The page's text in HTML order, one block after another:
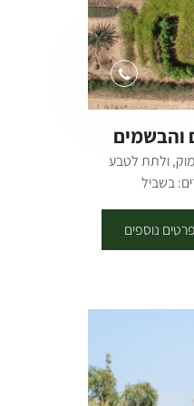
פיקניק
– בתיאום הגעה
ללא תיאום
– מוזמנים
לשלוח הודעת WhatsApp ניווט ב-ווייז-waze: "יקב גלאי".
והבשמים
ולתת לטבע
בשביל
את הזיכרון?
בואו למבוך
מהמבוך,
בסיור? -
- ניצור
אמיתי. -
של
נוספים